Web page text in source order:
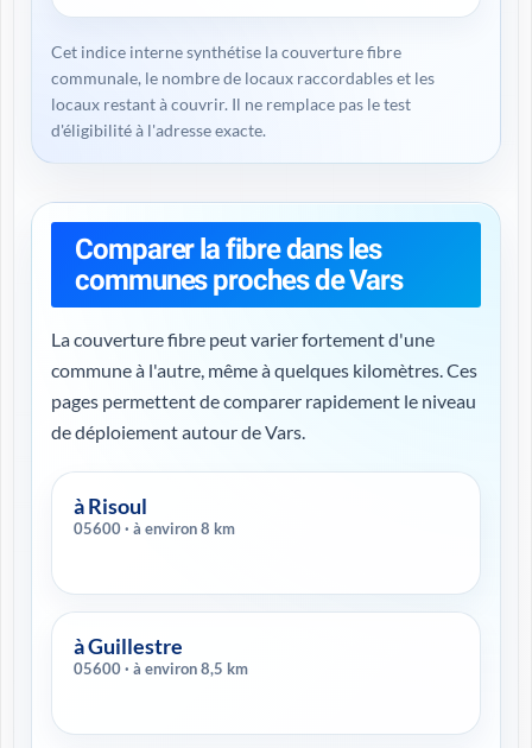
Cet indice interne synthétise la couverture fibre
communale, le nombre de locaux raccordables et les
locaux restant à couvrir. Il ne remplace pas le test
d'éligibilité à l'adresse exacte.
Comparer la fibre dans les
communes proches de Vars
La couverture fibre peut varier fortement d'une
commune à l'autre, même à quelques kilomètres. Ces
pages permettent de comparer rapidement le niveau
de déploiement autour de Vars.
à Risoul
05600 · à environ 8 km
à Guillestre
05600 · à environ 8,5 km